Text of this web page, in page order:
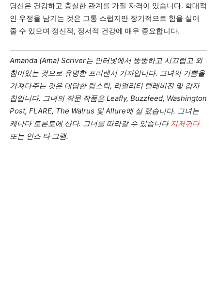
당신은 건강하고 충실한 관계를 가질 자격이 있습니다. 학대적
인 우정을 남기는 것은 고통 스럽지만 장기적으로 힘을 실어
줄 수 있으며 정신적, 정서적 건강에 매우 중요합니다.
Amanda (Ama) Scriver는 인터넷에서 뚱뚱하고 시끄럽고 외
침이있는 것으로 유명한 프리랜서 기자입니다. 그녀의 기쁨을
가져다주는 것은 대담한 립스틱, 리얼리티 텔레비전 및 감자
칩입니다. 그녀의 작문 작품은 Leafly, Buzzfeed, Washington
Post, FLARE, The Walrus 및 Allure에 실 렸습니다. 그녀는
캐나다 토론토에 산다. 그녀를 따라갈 수 있습니다 지저귀다
또는 인스 타 그램.